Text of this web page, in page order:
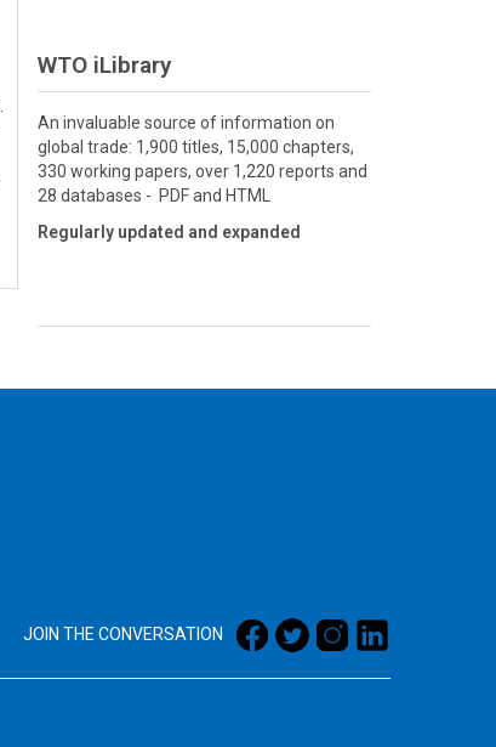
WTO iLibrary
An invaluable source of information on
global trade: 1,900 titles, 15,000 chapters,
330 working papers, over 1,220 reports and
28 databases - PDF and HTML
Regularly updated and expanded
JOIN THE CONVERSATION